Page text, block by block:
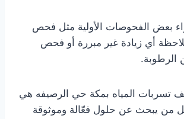
بعض الفحوصات الأولية مثل فحص
أي زيادة غير مبررة أو فحص
الرطوبة.
تسربات المياه بمكة حي الرصيفه هي
لكل من يبحث عن حلول فعّالة وموثوقة